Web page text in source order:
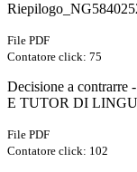
File PDF
Contatore click: 75
Decisione a
E TUTOR DI
File PDF
Contatore click: 102